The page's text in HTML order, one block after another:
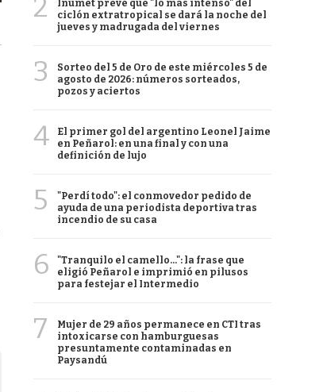
2
Inumet prevé que "lo más intenso" del
ciclón extratropical se dará la noche del
jueves y madrugada del viernes
3
Sorteo del 5 de Oro de este miércoles 5 de
agosto de 2026: números sorteados,
pozos y aciertos
4
El primer gol del argentino Leonel Jaime
en Peñarol: en una final y con una
definición de lujo
5
"Perdí todo": el conmovedor pedido de
ayuda de una periodista deportiva tras
incendio de su casa
6
"Tranquilo el camello...": la frase que
eligió Peñarol e imprimió en pilusos
para festejar el Intermedio
7
Mujer de 29 años permanece en CTI tras
intoxicarse con hamburguesas
presuntamente contaminadas en
Paysandú